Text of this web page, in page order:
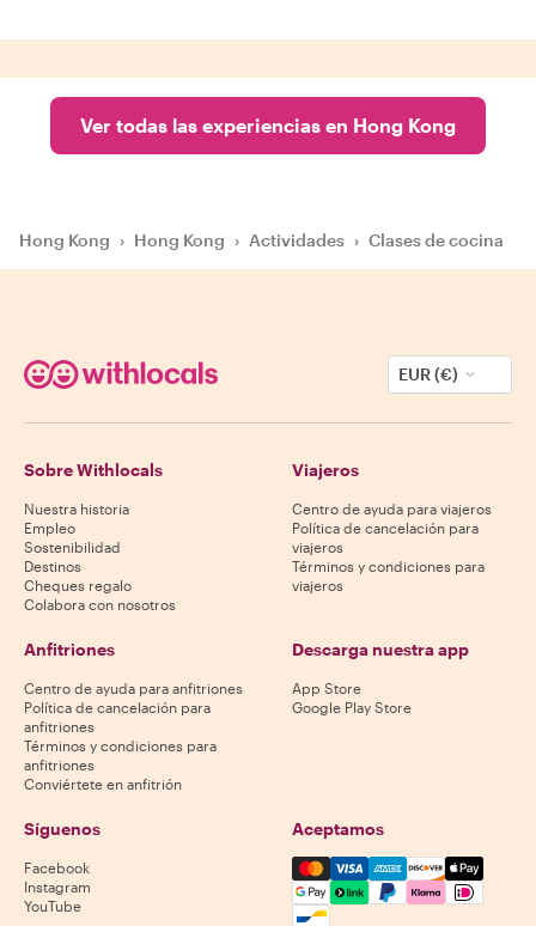
Ver todas las experiencias en Hong Kong
Hong Kong › Hong Kong › Actividades › Clases de cocina
EUR (€)
Sobre Withlocals
Nuestra historia
Empleo
Sostenibilidad
Destinos
Cheques regalo
Colabora con nosotros
Viajeros
Centro de ayuda para viajeros
Política de cancelación para
viajeros
Términos y condiciones para
viajeros
Anfitriones
Centro de ayuda para anfitriones
Política de cancelación para
anfitriones
Términos y condiciones para
anfitriones
Conviértete en anfitrión
Descarga nuestra app
App Store
Google Play Store
Síguenos
Facebook
Instagram
YouTube
Aceptamos
Mastercard, Visa, Amex,